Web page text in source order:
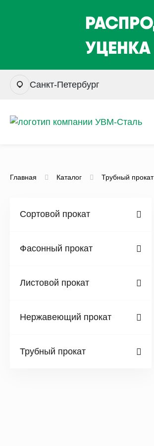
Санкт-Петербург
Главная Каталог Трубный прокат
Сортовой прокат
Фасонный прокат
Листовой прокат
Нержавеющий прокат
Трубный прокат